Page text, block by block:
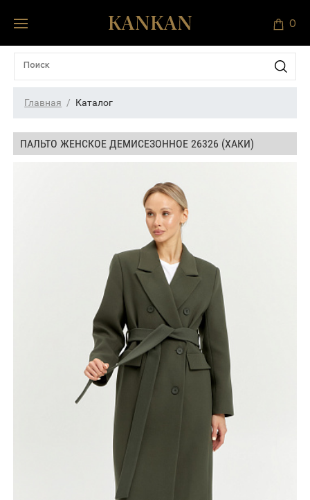
0
Главная Каталог
ПАЛЬТО ЖЕНСКОЕ ДЕМИСЕЗОННОЕ 26326 (ХАКИ)